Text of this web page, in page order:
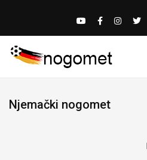
Njemački nogomet